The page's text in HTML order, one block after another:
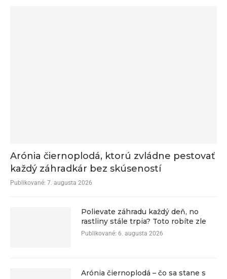
Arónia čiernoplodá, ktorú zvládne pestovať
každý záhradkár bez skúseností
Publikované: 7. augusta 2026
Polievate záhradu každý deň, no
rastliny stále trpia? Toto robíte zle
Publikované: 6. augusta 2026
Arónia čiernoplodá – čo sa stane s